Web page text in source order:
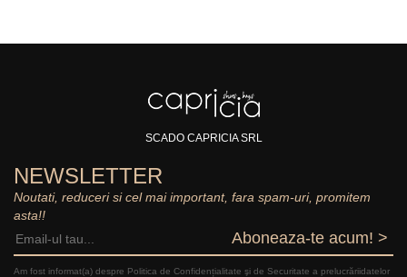
SCADO CAPRICIA SRL
NEWSLETTER
Noutati, reduceri si cel mai important, fara spam-uri, promitem
asta!!
Aboneaza-te acum! >
Am fost informat(a) despre Politica de Confidențialitate şi de Securitate a prelucrăriidatelor